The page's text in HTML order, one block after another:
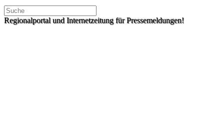
Regionalportal und Internetzeitung für Pressemeldungen!